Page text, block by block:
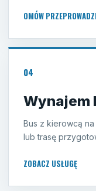
OMÓW
04
Wynajem
Bus z kierowcą
lub trasę
ZOBACZ USŁUGĘ